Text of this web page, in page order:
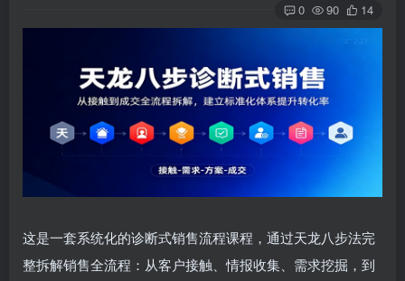
0 90 14
这是一套系统化的诊断式销售流程课程，通过天龙八步法完
整拆解销售全流程：从客户接触、情报收集、需求挖掘，到